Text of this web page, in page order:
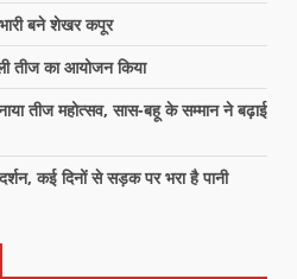
बने शेखर कपूर
तीज का आयोजन किया
तीज महोत्सव, सास-बहू के सम्मान ने बढ़ाई
कई दिनों से सड़क पर भरा है पानी